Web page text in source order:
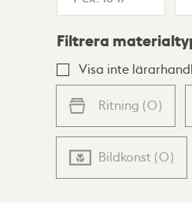
Lista Karta
Filtrera
Visa inte
Ritning (0)
Bildkonst (0)